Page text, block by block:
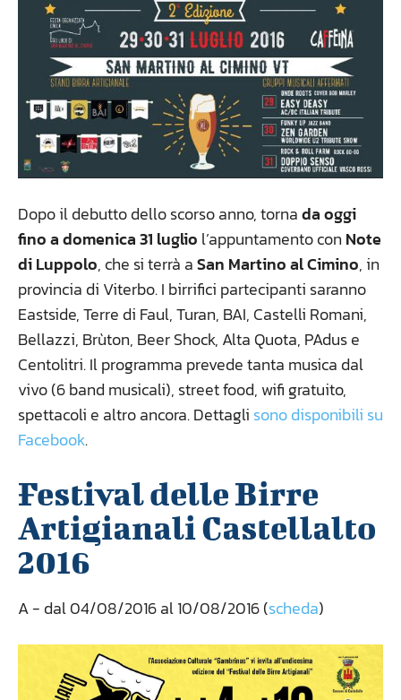
Dopo il debutto dello scorso anno, tornada oggi
fino a domenica 31 luglio l’appuntamento con Note
di Luppolo, che si terrà aSan Martino al Cimino, in
provincia di Viterbo. I birrifici partecipanti saranno
Eastside, Terre di Faul, Turan, BAI, Castelli Romani,
Bellazzi, Brùton, Beer Shock, Alta Quota, PAdus e
Centolitri. Il programma prevede tanta musica dal
vivo (6 band musicali), street food, wifi gratuito,
spettacoli e altro ancora. Dettagli sono disponibili su
Facebook.
Festival delle Birre
Artigianali Castellalto
2016
A- dal 04/08/2016 al 10/08/2016 (scheda)